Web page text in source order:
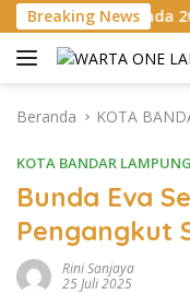
Langsung
ke
konten
Breaking News
2027
Beranda KOTA
KOTA BANDAR LAMPUNG
Bunda Eva
Pengangkut
Rini Sanjaya
25 Juli 2025